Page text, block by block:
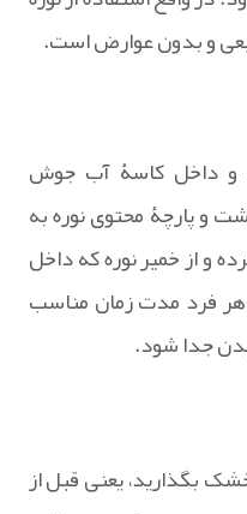
و بدون عوارض است.
و داخل کاسۀ آب جوش
و پارچۀ محتوی نوره به
و از خمیر نوره که داخل
هر فرد مدت زمان مناسب
جدا شود.
بگذارید، یعنی قبل از